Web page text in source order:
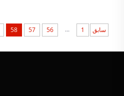
سابق 1
...
56
57
58